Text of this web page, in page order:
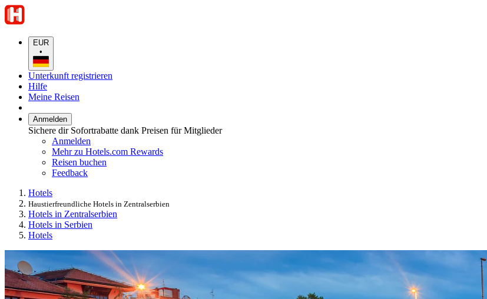
EUR
•
Unterkunft registrieren
Hilfe
Meine Reisen
Anmelden
Sichere dir Sofortrabatte dank Preisen für Mitglieder
Anmelden
Mehr zu Hotels.com Rewards
Reisen buchen
Feedback
Hotels
Haustierfreundliche Hotels in Zentralserbien
Hotels in Zentralserbien
Hotels in Serbien
Hotels